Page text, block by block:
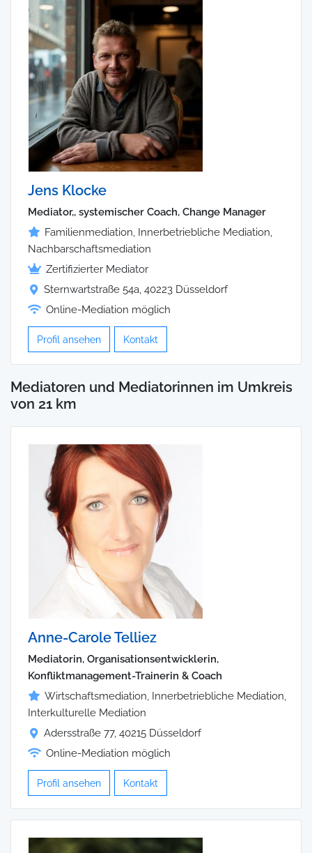
Jens Klocke
Mediator,, systemischer Coach, Change Manager
Familienmediation, Innerbetriebliche Mediation,
Nachbarschaftsmediation
Zertifizierter Mediator
Sternwartstraße 54a, 40223 Düsseldorf
Online-Mediation möglich
Profil ansehen Kontakt
Mediatoren und Mediatorinnen im Umkreis
von 21 km
Anne-Carole Telliez
Mediatorin, Organisationsentwicklerin,
Konfliktmanagement-Trainerin & Coach
Wirtschaftsmediation, Innerbetriebliche Mediation,
Interkulturelle Mediation
Adersstraße 77, 40215 Düsseldorf
Online-Mediation möglich
Profil ansehen Kontakt